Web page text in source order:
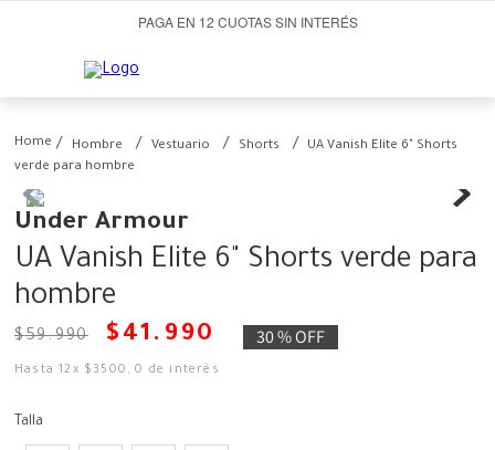
PAGA EN 12 CUOTAS SIN INTERÉS
Hombre Vestuario Shorts
UA Vanish Elite 6" Shorts
verde para hombre
Under Armour
UA Vanish Elite 6" Shorts verde para
hombre
$59.990 $ 41 . 990 30 %OFF
Hasta12 x $ 3500 ,0 de interés
Talla